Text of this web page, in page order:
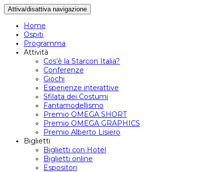
Attiva/disattiva navigazione
Home
Ospiti
Programma
Attività
Cos’è la Starcon Italia?
Conferenze
Giochi
Esperienze interattive
Sfilata dei Costumi
Fantamodellismo
Premio OMEGA SHORT
Premio OMEGA GRAPHICS
Premio Alberto Lisiero
Biglietti
Biglietti con Hotel
Biglietti online
Espositori